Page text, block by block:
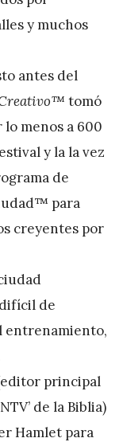
y muchos
antes del
Creativo™ tomó
menos a 600
y la la vez
de
para
creyentes por
de
entrenamiento,
principal
de la Biblia)
Hamlet para